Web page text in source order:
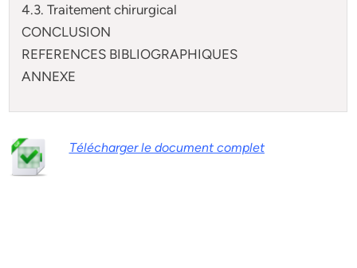
4.3. Traitement chirurgical
CONCLUSION
REFERENCES BIBLIOGRAPHIQUES
ANNEXE
Télécharger le document complet